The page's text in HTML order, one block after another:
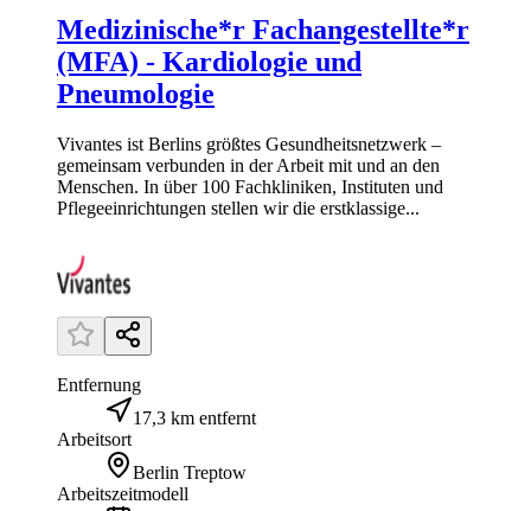
Medizinische*r Fachangestellte*r
(MFA) - Kardiologie und
Pneumologie
Vivantes ist Berlins größtes Gesundheitsnetzwerk –
gemeinsam verbunden in der Arbeit mit und an den
Menschen. In über 100 Fachkliniken, Instituten und
Pflegeeinrichtungen stellen wir die erstklassige...
Entfernung
17,3 km entfernt
Arbeitsort
Berlin Treptow
Arbeitszeitmodell